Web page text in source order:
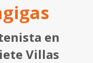
en
Villas